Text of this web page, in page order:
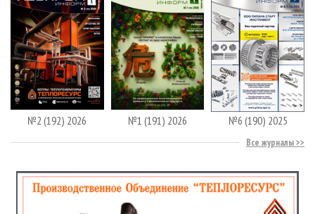
№2 (192) 2026 №1 (191) 2026 №6 (190) 2025
Все журналы